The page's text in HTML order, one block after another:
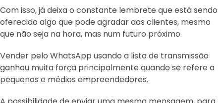
Com isso, já deixa o constante lembrete que está sendo
oferecido algo que pode agradar aos clientes, mesmo
que não seja na hora, mas num futuro próximo.
Vender pelo WhatsApp usando a lista de transmissão
ganhou muita força principalmente quando se refere a
pequenos e médios empreendedores.